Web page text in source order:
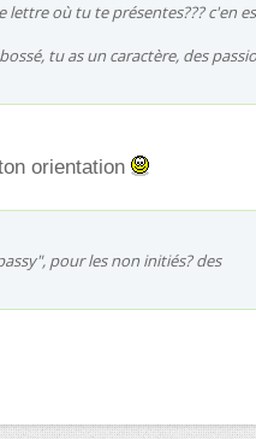
lettre où tu te présentes??? c'en
tu as un caractère, des
orientation
pour les non initiés? des